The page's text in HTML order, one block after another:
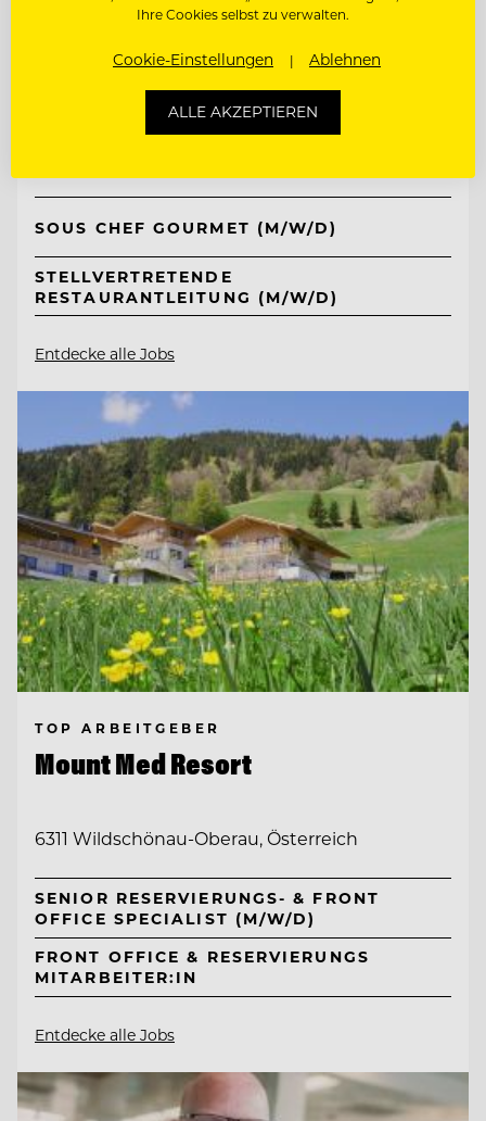
Ritter von Kempski Privathotels &
SOUS CHEF GOURMET (M/W/D)
STELLVERTRETENDE
RESTAURANTLEITUNG (M/W/D)
Entdecke alle Jobs
TOP ARBEITGEBER
Mount Med Resort
6311 Wildschönau-Oberau, Österreich
SENIOR RESERVIERUNGS- & FRONT
OFFICE SPECIALIST (M/W/D)
FRONT OFFICE & RESERVIERUNGS
MITARBEITER:IN
Entdecke alle Jobs
Ihre Cookies selbst zu verwalten.
Cookie-Einstellungen Ablehnen
ALLE AKZEPTIEREN